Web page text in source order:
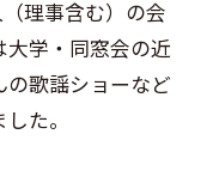
理事含む）の会
大学・同窓会の近
の歌謡ショーなど
た。